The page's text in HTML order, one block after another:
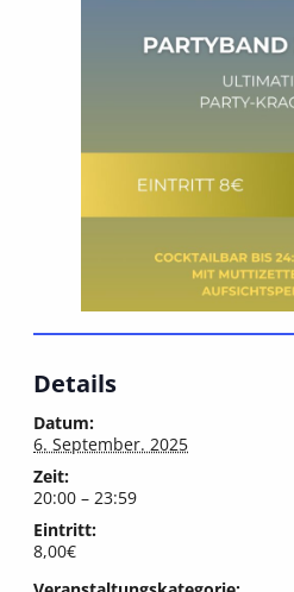
Details
Datum:
6. September. 2025
Zeit:
20:00 – 23:59
Eintritt:
8,00€